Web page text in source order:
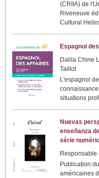
(CRIIA) de
Riveneuve
Cultural
Espagnol
Dalila Chine
Taillot
L'espagnol
situations
Nuevas
enseñanza
série
Responsable
Publication
américaines